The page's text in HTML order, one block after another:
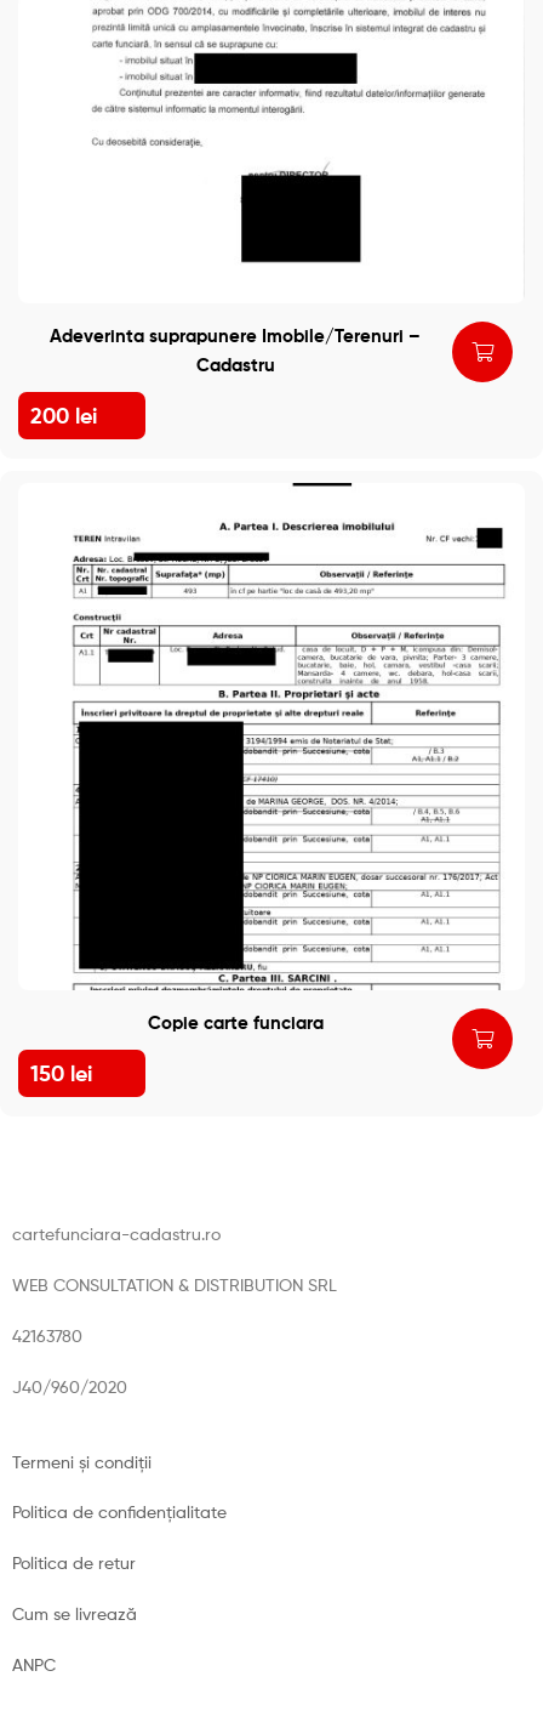
Adeverinta suprapunere Imobile/Terenuri –
Cadastru
200 lei
Copie carte funciara
150 lei
cartefunciara-cadastru.ro
WEB CONSULTATION & DISTRIBUTION SRL
42163780
J40/960/2020
Termeni și condiții
Politica de confidențialitate
Politica de retur
Cum se livrează
ANPC